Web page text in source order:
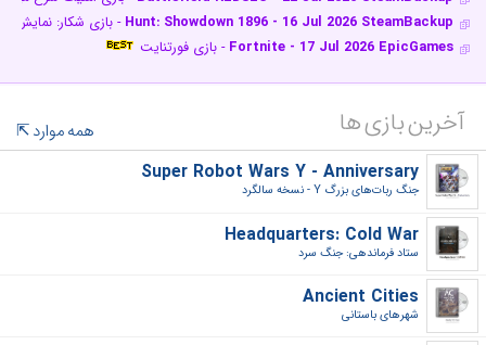
Hunt: Showdown 1896 - 16 Jul 2026 SteamBackup - بازی شکار: نمایش 1896
Fortnite - 17 Jul 2026 EpicGames - بازی فورتنایت
آخرین بازی ها
همه موارد
Super Robot Wars Y - Anniversary
جنگ ربات‌های بزرگ Y - نسخه سالگرد‎
Headquarters: Cold War
ستاد فرماندهی: جنگ سرد‎
Ancient Cities
شهرهای باستانی‎